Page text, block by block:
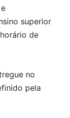
superior
de
no
pela